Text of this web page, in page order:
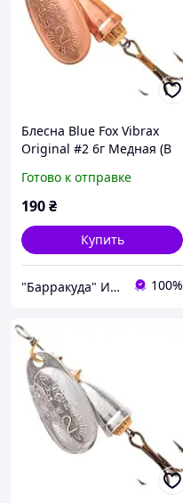
Блесна Blue Fox Vibrax
Original #2 6г Медная (B
Готово к отправке
190₴
Купить
"Барракуда" Интернет-магазин 100%